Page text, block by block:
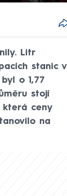
Litr
stanic v
o 1,77
stojí
která ceny
na